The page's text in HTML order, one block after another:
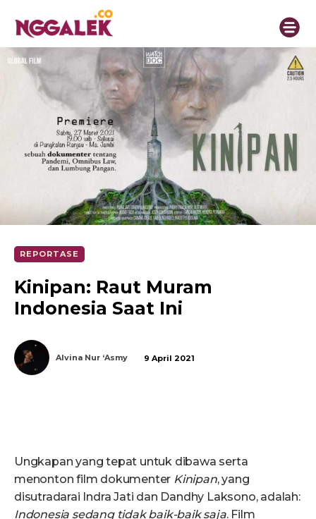
REPORTASE
Kinipan: Raut Muram
Indonesia Saat Ini
Alvina Nur ‘Asmy 9 April 2021
Ungkapan yang tepat untuk dibawa serta
menonton film dokumenter Kinipan, yang
disutradarai Indra Jati dan Dandhy Laksono, adalah:
Indonesia sedang tidak baik-baik saja. Film